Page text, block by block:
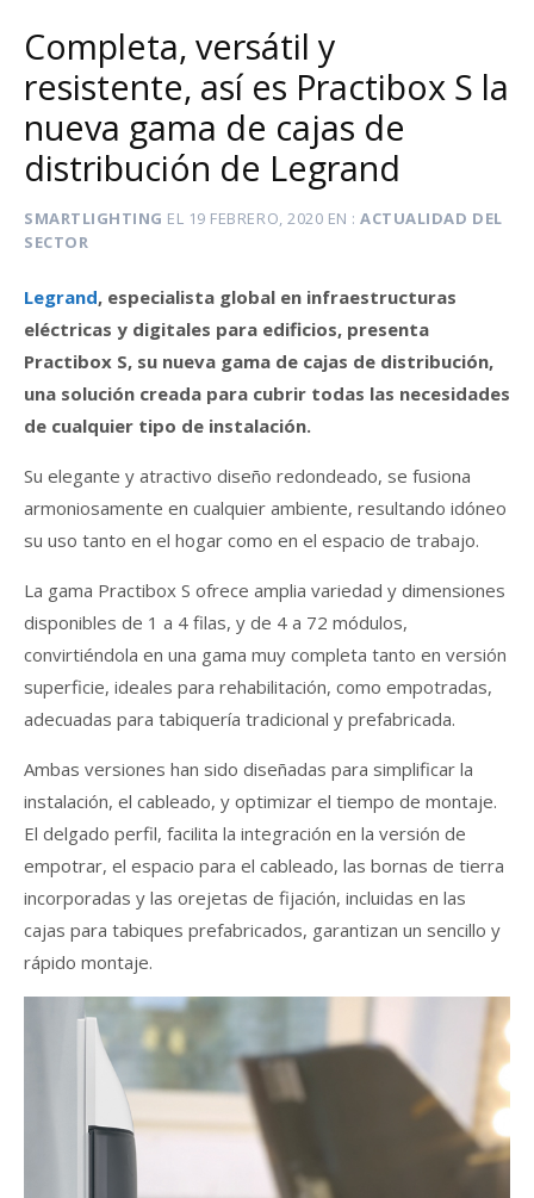
Completa, versátil y
resistente, así es Practibox S la
nueva gama de cajas de
distribución de Legrand
SMARTLIGHTING EL 19 FEBRERO, 2020 EN
ACTUALIDAD DEL
SECTOR
Legrand, especialista global en infraestructuras
eléctricas y digitales para edificios, presenta
Practibox S, su nueva gama de cajas de distribución,
una solución creada para cubrir todas las necesidades
de cualquier tipo de instalación.
Su elegante y atractivo diseño redondeado, se fusiona
armoniosamente en cualquier ambiente, resultando idóneo
su uso tanto en el hogar como en el espacio de trabajo.
La gama Practibox S ofrece amplia variedad y dimensiones
disponibles de 1 a 4 filas, y de 4 a 72 módulos,
convirtiéndola en una gama muy completa tanto en versión
superficie, ideales para rehabilitación, como empotradas,
adecuadas para tabiquería tradicional y prefabricada.
Ambas versiones han sido diseñadas para simplificar la
instalación, el cableado, y optimizar el tiempo de montaje.
El delgado perfil, facilita la integración en la versión de
empotrar, el espacio para el cableado, las bornas de tierra
incorporadas y las orejetas de fijación, incluidas en las
cajas para tabiques prefabricados, garantizan un sencillo y
rápido montaje.